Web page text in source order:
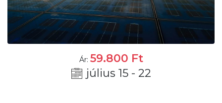
Ár: 59.800 Ft
július 15 - 22